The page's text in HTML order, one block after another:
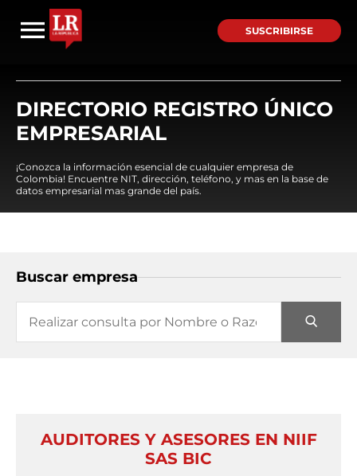
SUSCRIBIRSE
DIRECTORIO REGISTRO ÚNICO
EMPRESARIAL
¡Conozca la información esencial de cualquier empresa de
Colombia! Encuentre NIT, dirección, teléfono, y mas en la base de
datos empresarial mas grande del país.
Buscar empresa
AUDITORES Y ASESORES EN NIIF
SAS BIC